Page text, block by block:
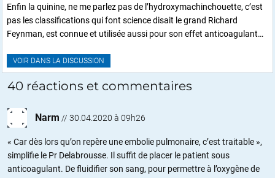
Enfin la quinine, ne me parlez pas de l’hydroxymachinchouette, c’est
pas les classifications qui font science disait le grand Richard
Feynman, est connue et utilisée aussi pour son effet anticoagulant…
VOIR DANS LA DISCUSSION
40 réactions et commentaires
Narm // 30.04.2020 à 09h26
« Car dès lors qu’on repère une embolie pulmonaire, c’est traitable »,
simplifie le Pr Delabrousse. Il suffit de placer le patient sous
anticoagulant. De fluidifier son sang, pour permettre à l’oxygène de